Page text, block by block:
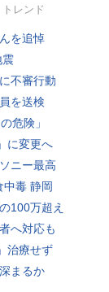
トレンド
を追悼
震
不審行動
を送検
危険」
に変更へ
ニー最高
中毒 静岡
100万超え
へ対応も
治療せず
まるか